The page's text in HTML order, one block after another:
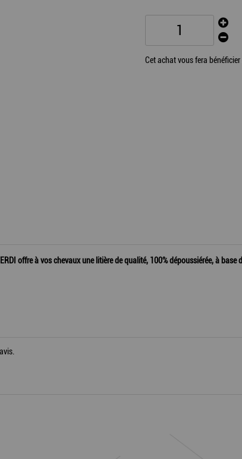
Cet achat vous fera bénéficier
offre à vos chevaux une litière de qualité, 100% dépoussiérée, à